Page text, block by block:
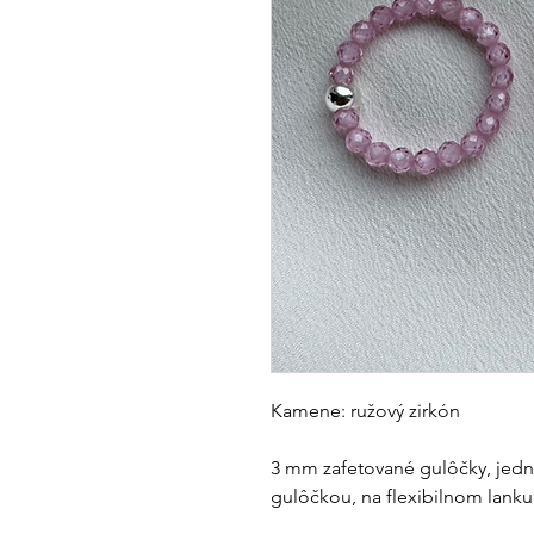
Kamene: ružový zirkón
3 mm zafetované gulôčky,
gulôčkou, na flexibilnom